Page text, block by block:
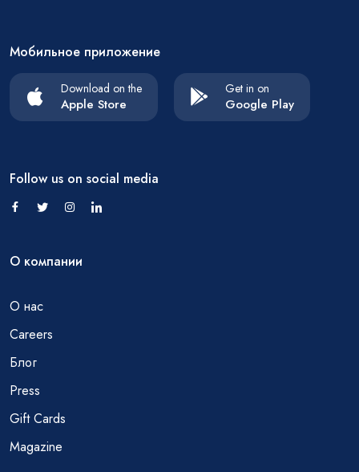
Мобильное приложение
Download on the
Apple Store
Get in on
Google Play
Follow us on social media
О компании
О нас
Careers
Блог
Press
Gift Cards
Magazine